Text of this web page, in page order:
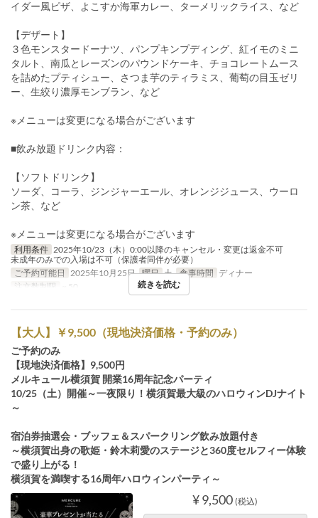
イダー風ピザ、よこすか海軍カレー、ターメリックライス、など
【デザート】
３色モンスタードーナツ、パンプキンプディング、紅イモのミニ
タルト、南瓜とレーズンのパウンドケーキ、チョコレートムース
を詰めたプティシュー、さつま芋のティラミス、葡萄の目玉ゼリ
ー、生絞り濃厚モンブラン、など
※メニューは変更になる場合がございます
■飲み放題ドリンク内容：
【ソフトドリンク】
ソーダ、コーラ、ジンジャーエール、オレンジジュース、ウーロ
ン茶、など
※メニューは変更になる場合がございます
利用条件 2025年10/23（木）0:00以降のキャンセル・変更は返金不可
未成年のみでの入場は不可（保護者同伴が必要）
ご予約可能日
2025年10月25日 曜日 土 食事時間 ディナー
注文数制限
~ 50 続きを読む
【大人】￥9,500（現地決済価格・予約のみ）
ご予約のみ
【現地決済価格】9,500円
メルキュール横須賀 開業16周年記念パーティ
10/25（土）開催～一夜限り！横須賀最大級のハロウィンDJナイト
～
宿泊券抽選会・ブッフェ＆スパークリング飲み放題付き
～横須賀出身の歌姫・鈴木莉愛のステージと360度セルフィー体験
で盛り上がる！
横須賀を満喫する16周年ハロウィンパーティ～
¥ 9,500 (税込)